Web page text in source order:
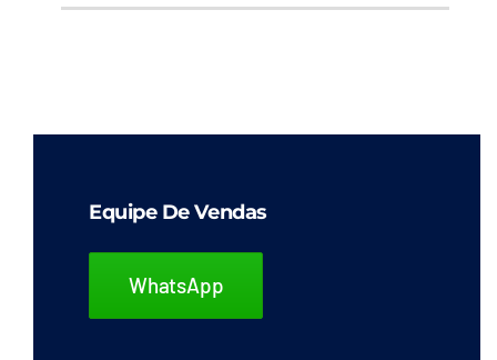
Equipe De Vendas
WhatsApp